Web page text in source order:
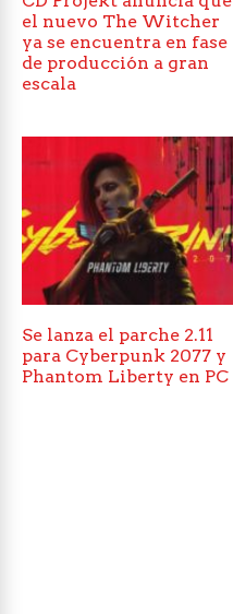
el nuevo The Witcher
ya se encuentra en fase
de producción a gran
escala
Se lanza el parche 2.11
para Cyberpunk 2077 y
Phantom Liberty en PC